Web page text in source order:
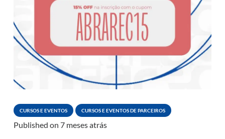
CURSOS E EVENTOS CURSOS E EVENTOS DE PARCEIROS
Published on 7 meses atrás